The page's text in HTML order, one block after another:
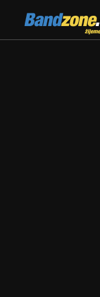
Bandzone.cz
žijeme hudbou